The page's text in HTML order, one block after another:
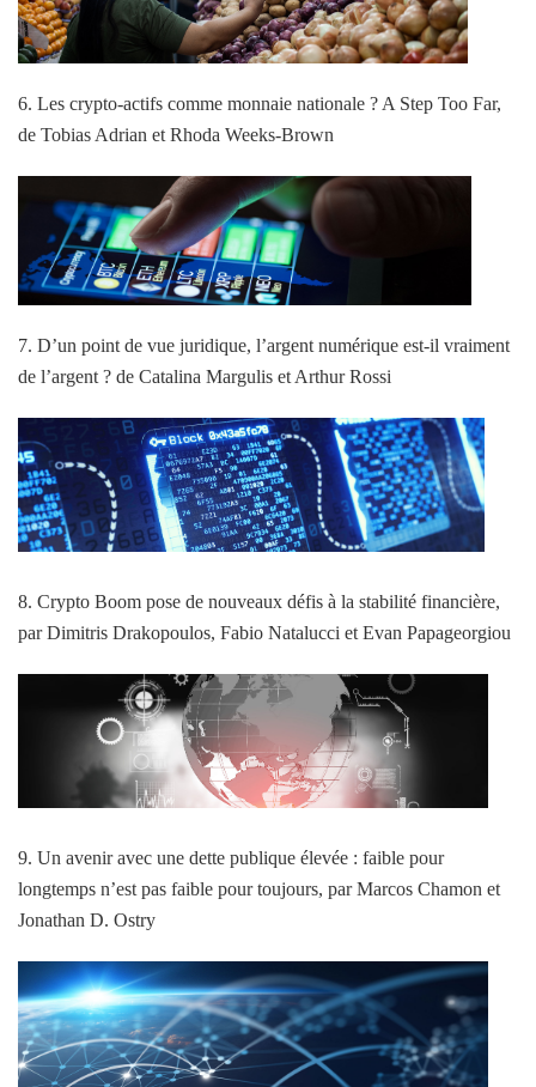
6. Les crypto-actifs comme monnaie nationale ? A Step Too Far,
de Tobias Adrian et Rhoda Weeks-Brown
7. D’un point de vue juridique, l’argent numérique est-il vraiment
de l’argent ? de Catalina Margulis et Arthur Rossi
8. Crypto Boom pose de nouveaux défis à la stabilité financière,
par Dimitris Drakopoulos, Fabio Natalucci et Evan Papageorgiou
9. Un avenir avec une dette publique élevée : faible pour
longtemps n’est pas faible pour toujours, par Marcos Chamon et
Jonathan D. Ostry